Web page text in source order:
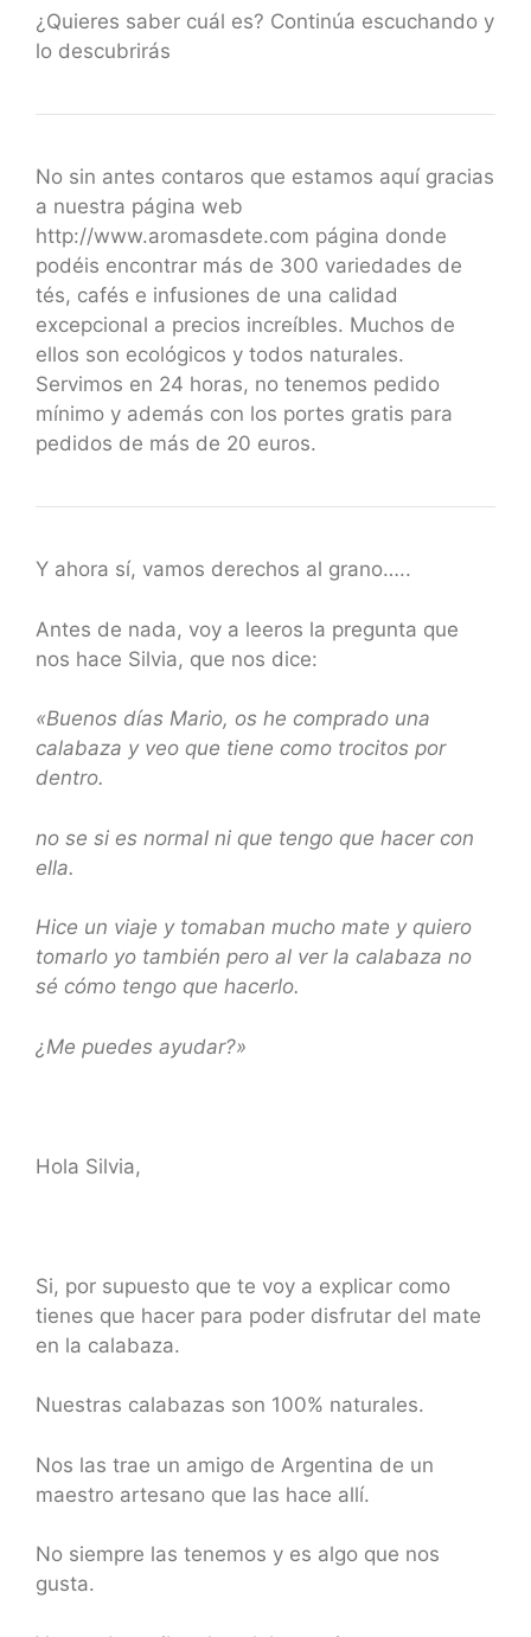
¿Quieres saber cuál es? Continúa escuchando y
lo descubrirás
No sin antes contaros que estamos aquí gracias
a nuestra página web
http://www.aromasdete.com página donde
podéis encontrar más de 300 variedades de
tés, cafés e infusiones de una calidad
excepcional a precios increíbles. Muchos de
ellos son ecológicos y todos naturales.
Servimos en 24 horas, no tenemos pedido
mínimo y además con los portes gratis para
pedidos de más de 20 euros.
Y ahora sí, vamos derechos al grano…..
Antes de nada, voy a leeros la pregunta que
nos hace Silvia, que nos dice:
«Buenos días Mario, os he comprado una
calabaza y veo que tiene como trocitos por
dentro.
no se si es normal ni que tengo que hacer con
ella.
Hice un viaje y tomaban mucho mate y quiero
tomarlo yo también pero al ver la calabaza no
sé cómo tengo que hacerlo.
¿Me puedes ayudar?»
Hola Silvia,
Si, por supuesto que te voy a explicar como
tienes que hacer para poder disfrutar del mate
en la calabaza.
Nuestras calabazas son 100% naturales.
Nos las trae un amigo de Argentina de un
maestro artesano que las hace allí.
No siempre las tenemos y es algo que nos
gusta.